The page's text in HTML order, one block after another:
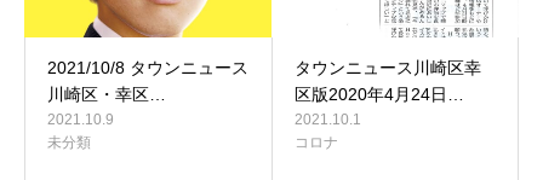
2021/10/8 タウンニュース
川崎区・幸区…
2021.10.9
未分類
タウンニュース川崎区幸
区版2020年4月24日…
2021.10.1
コロナ